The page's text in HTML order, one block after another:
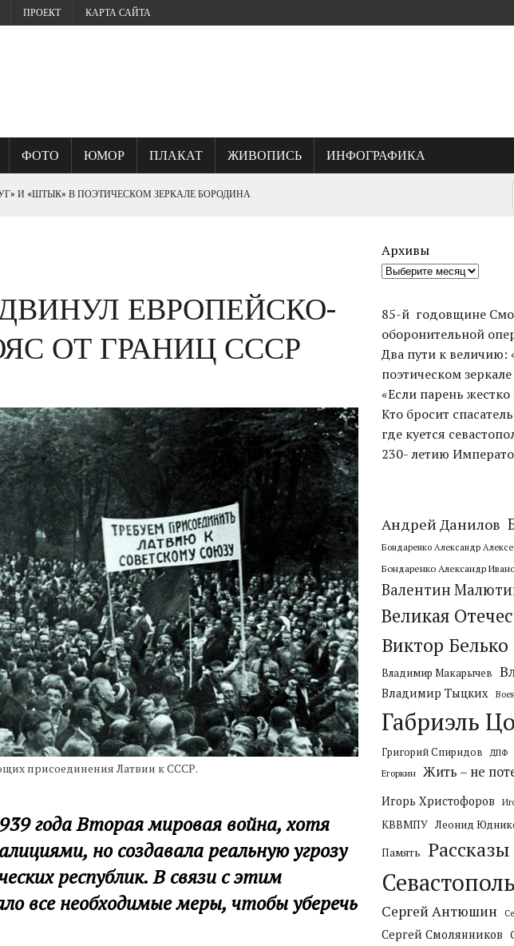
ПРОЕКТ КАРТА САЙТА
ФОТО ЮМОР ПЛАКАТ ЖИВОПИСЬ ИНФОГРАФИКА
И «ШТЫК» В ПОЭТИЧЕСКОМ ЗЕРКАЛЕ БОРОДИНА
УНИЧТОЖИЛИ ВЕЛИКИЙ ШЕДЕВР ФРАНЦА РУБО ПАНОРАМУ
ВАСИЛИЯ ЧУЙКОВА ПРИ ВЗЯТИИ БЕРЛИНА
ЕВРОПЕЙСКО-
ОТ ГРАНИЦ СССР
присоединения Латвии к СССР.
года Вторая мировая война, хотя
но создавала реальную угрозу
республик. В связи с этим
все необходимые меры, чтобы уберечь
Архивы
85-й годовщине
оборонительной
Два пути к величию:
поэтическом
«Если парень
Кто бросит
где куется
230- летию
Андрей Данилов
Бондаренко Александр
Бондаренко Александр
Валентин
Великая
Виктор Белько
Владимир Макарычев
Владимир Тыцких
Габриэль
Григорий Спиридов ДПФ
Егоркин Жить – не
Игорь Христофоров
КВВМПУ Леонид
Память
Севастополь
Сергей Антюшин
Сергей Смолянников